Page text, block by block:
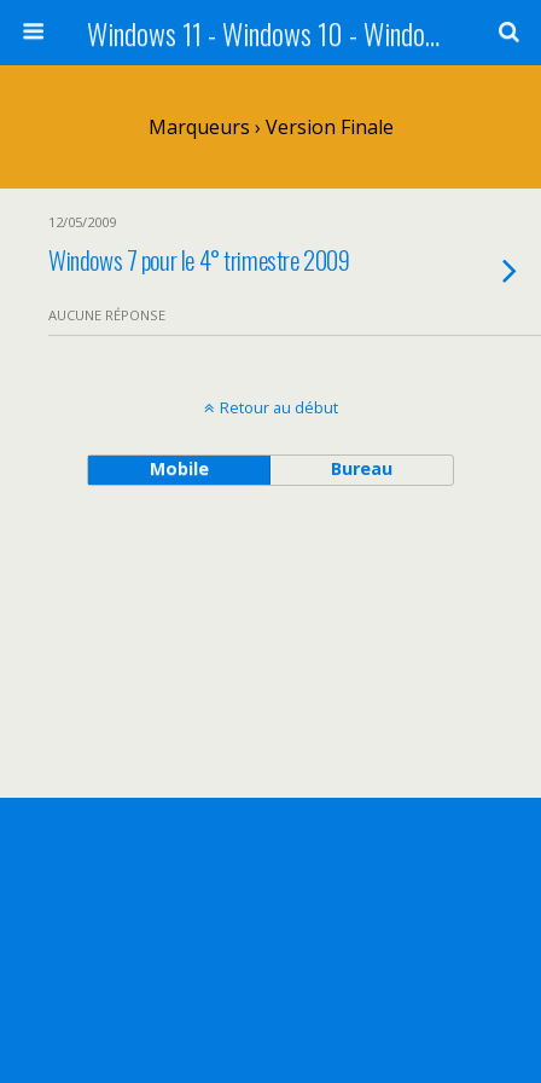
Windows 11 - Windows 10 - Windows 8 - Windows 7 - VISTA
Marqueurs › Version Finale
12/05/2009
Windows 7 pour le 4° trimestre 2009
AUCUNE RÉPONSE
Retour au début
Mobile Bureau